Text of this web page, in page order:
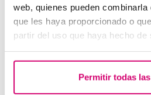
web, quienes pueden
que les haya proporcionado o
partir del uso que haya hecho de
Permitir todas
Surmonter l'insuffisance
Stéphanie et son parcours vers
Les plus lus